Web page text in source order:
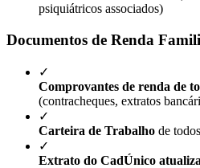
psiquiátricos associados)
Documentos de Renda
✓
Comprovantes de renda de
(contracheques, extratos
✓
Carteira de Trabalho de
✓
Extrato do CadÚnico